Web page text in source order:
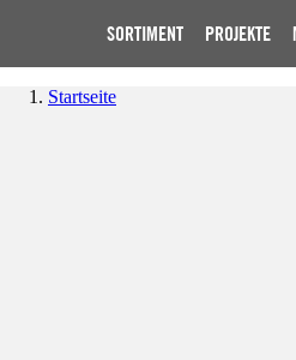
SORTIMENT PROJEKTE
Startseite